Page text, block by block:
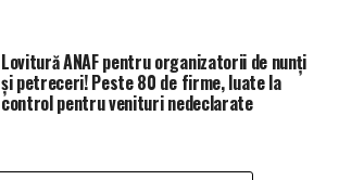
Lovitură ANAF pentru organizatorii de nunți
și petreceri! Peste 80 de firme, luate la
control pentru venituri nedeclarate